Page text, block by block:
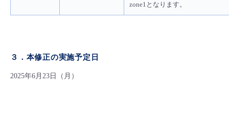
zone1となります。
３．本修正の実施予定日
2025年6月23日（月）